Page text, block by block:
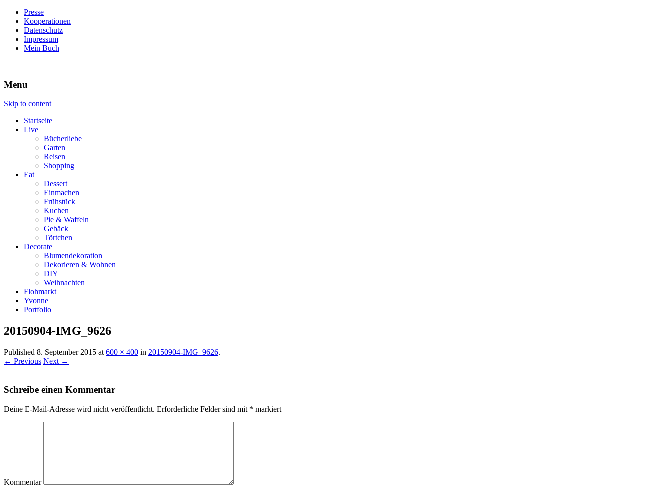
Presse
Kooperationen
Datenschutz
Impressum
Mein Buch
Villa König
Menu
Skip to content
Startseite
Live
Bücherliebe
Garten
Reisen
Shopping
Eat
Dessert
Einmachen
Frühstück
Kuchen
Pie & Waffeln
Gebäck
Törtchen
Decorate
Blumendekoration
Dekorieren & Wohnen
DIY
Weihnachten
Flohmarkt
Yvonne
Portfolio
20150904-IMG_9626
Published 8. September 2015 at 600 × 400 in 20150904-IMG_9626.
← Previous Next →
Schreibe einen Kommentar
Deine E-Mail-Adresse wird nicht veröffentlicht. Erforderliche Felder sind mit * markiert
Kommentar